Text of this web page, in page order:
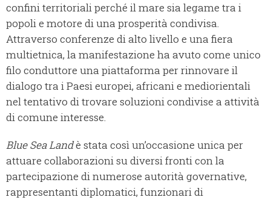
confini territoriali perché il mare sia legame tra i
popoli e motore di una prosperità condivisa.
Attraverso conferenze di alto livello e una fiera
multietnica, la manifestazione ha avuto come unico
filo conduttore una piattaforma per rinnovare il
dialogo tra i Paesi europei, africani e mediorientali
nel tentativo di trovare soluzioni condivise a attività
di comune interesse.
Blue Sea Landè stata così un’occasione unica per
attuare collaborazioni su diversi fronti con la
partecipazione di numerose autorità governative,
rappresentanti diplomatici, funzionari di